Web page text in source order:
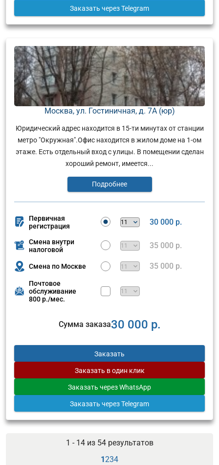
Заказать через Telegram
Москва, ул. Гостиничная, д. 7А (юр)
Юридический адрес находится в 15-ти минутах от станции
метро "Окружная".Офис находится в жилом доме на 1-ом
этаже. Есть отдельный вход с улицы. В помещении сделан
хороший ремонт, имеется...
Подробнее
Первичная
регистрация
30 000 р.
Смена внутри
налоговой
35 000 р.
Смена по Москве 35 000 р.
Почтовое
обслуживание
800 р./мес.
Сумма заказа30 000 р.
Заказать
Заказать в один клик
Заказать через WhatsApp
Заказать через Telegram
1 - 14 из 54результатов
1234